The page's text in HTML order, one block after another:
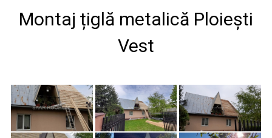
Montaj țiglă metalică Ploiești
Vest